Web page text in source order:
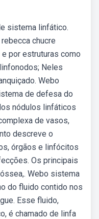
sistema linfático.
chucre
por estruturas como
Neles
Webo
de defesa do
nódulos linfáticos
de vasos,
descreve o
órgãos e linfócitos
Os principais
Webo sistema
do fluido contido nos
Esse fluido,
é chamado de linfa